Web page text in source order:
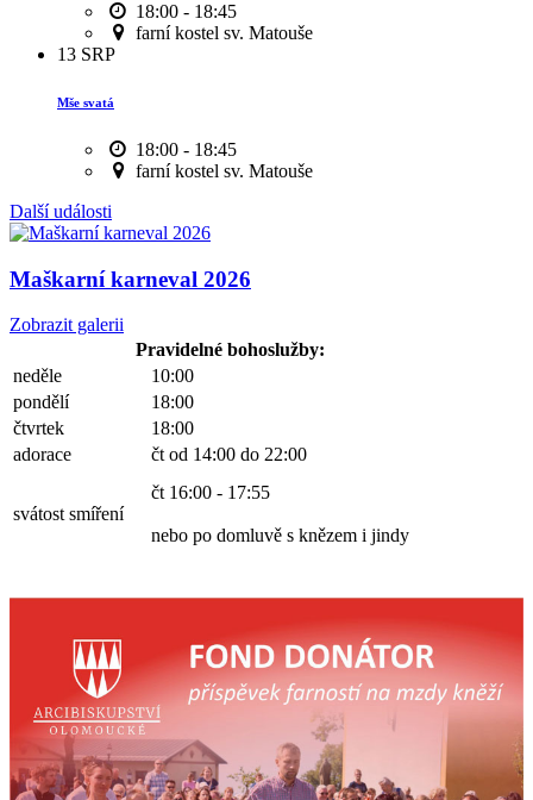
18:00 - 18:45
farní kostel sv. Matouše
13 SRP
Mše svatá
18:00 - 18:45
farní kostel sv. Matouše
Další události
Maškarní karneval 2026
Zobrazit galerii
Pravidelné bohoslužby:
neděle
10:00
pondělí
18:00
čtvrtek
18:00
adorace
čt od 14:00 do 22:00
svátost smíření
čt 16:00 - 17:55
nebo po domluvě s knězem i jindy